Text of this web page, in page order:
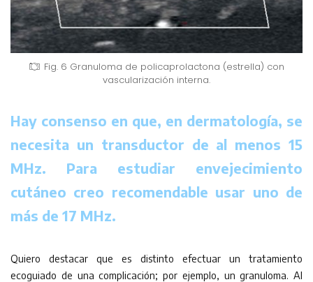
Fig. 6 Granuloma de policaprolactona (estrella) con
vascularización interna.
Hay consenso en que, en dermatología, se
necesita un transductor de al menos 15
MHz. Para estudiar envejecimiento
cutáneo creo recomendable usar uno de
más de 17 MHz.
Quiero destacar que es distinto efectuar un tratamiento
ecoguiado de una complicación; por ejemplo, un granuloma. Al